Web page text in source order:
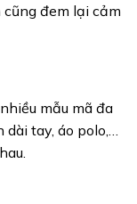
đem lại cảm
mẫu mã đa
tay, áo polo,…